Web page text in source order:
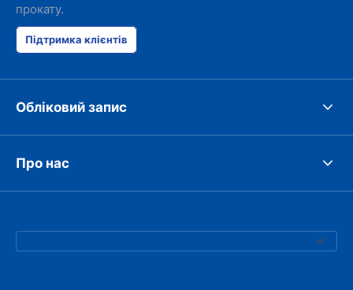
прокату.
Підтримка клієнтів
Обліковий запис
Про нас